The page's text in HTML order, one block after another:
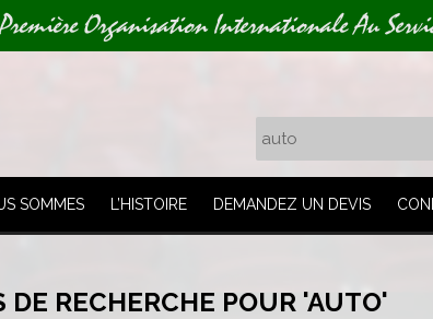
Organisation Internationale Au
SOMMES L’HISTOIRE DEMANDEZ UN DEVIS
DE RECHERCHE POUR 'AUTO'